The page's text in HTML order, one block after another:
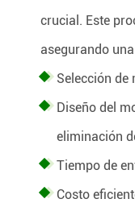
crucial. Este
asegurando
Selección
Diseño del
eliminación
Tiempo de
Costo